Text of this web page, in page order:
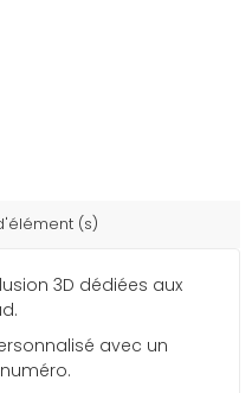
(s)
3D dédiées aux
avec un